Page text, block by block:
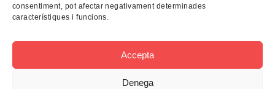
consentiment, pot afectar negativament determinades
característiques i funcions.
Accepta
Denega